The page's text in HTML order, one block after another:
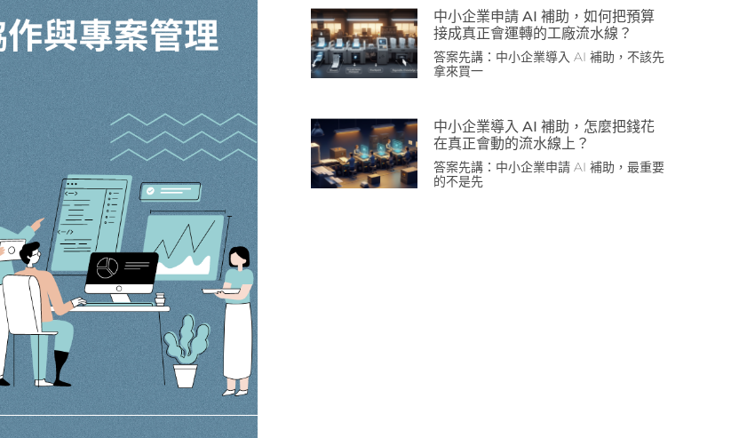
中小企業申請 AI 補助，如何把預算
接成真正會運轉的工廠流水線？
答案先講：中小企業導入 AI 補助，不該先
拿來買一
中小企業導入 AI 補助，怎麼把錢花
在真正會動的流水線上？
答案先講：中小企業申請 AI 補助，最重要
的不是先